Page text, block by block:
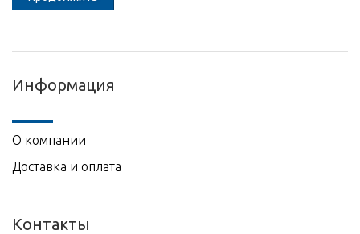
Информация
О компании
Доставка и оплата
Контакты